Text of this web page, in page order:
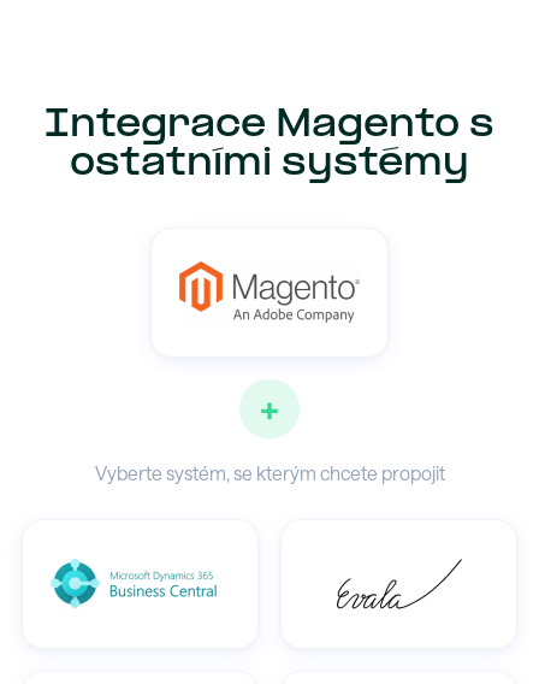
Integrace Magento s
ostatními systémy
+
Vyberte systém, se kterým chcete propojit